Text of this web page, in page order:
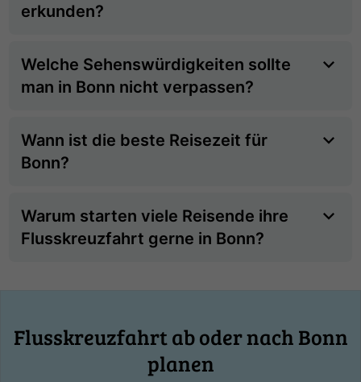
erkunden?
Welche Sehenswürdigkeiten sollte
man in Bonn nicht verpassen?
Wann ist die beste Reisezeit für
Bonn?
Warum starten viele Reisende ihre
Flusskreuzfahrt gerne in Bonn?
Flusskreuzfahrt ab oder nach Bonn
planen